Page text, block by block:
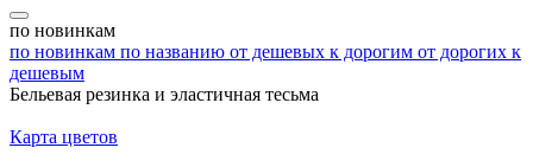
по новинкам
по новинкам по названию от дешевых к дорогим от дорогих к
дешевым
Бельевая резинка и эластичная тесьма
Карта цветов